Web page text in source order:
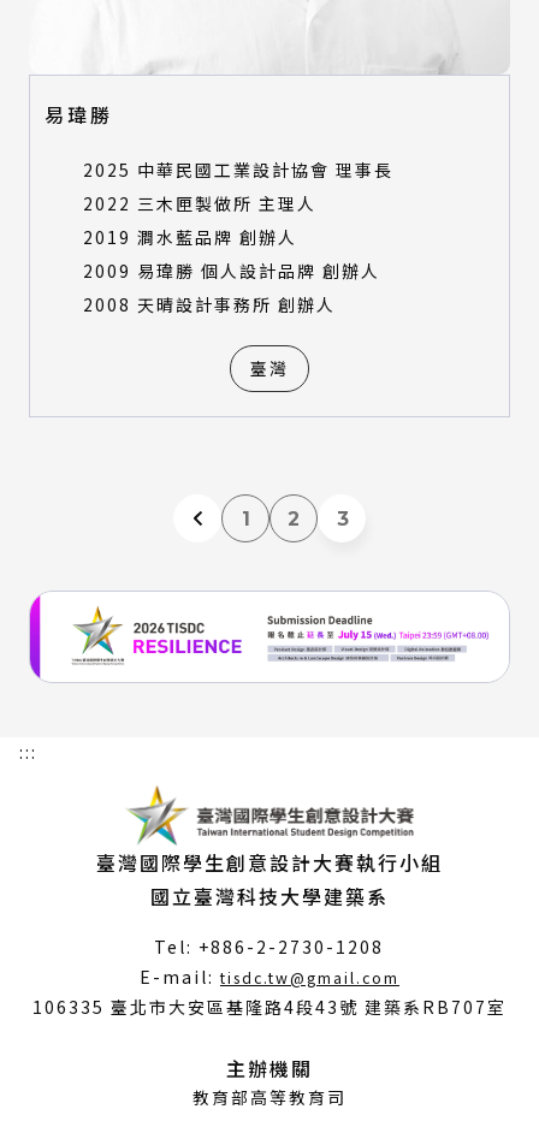
易瑋勝
2025 中華民國工業設計協會 理事長
2022 三木匣製做所 主理人
2019 澗水藍品牌 創辦人
2009 易瑋勝 個人設計品牌 創辦人
2008 天晴設計事務所 創辦人
臺灣
1 2 3
:::
臺灣國際學生創意設計大賽執行小組
國立臺灣科技大學建築系
Tel: +886-2-2730-1208
E-mail:tisdc.tw@gmail.com
開
106335 臺北市大安區基隆路4段43號 建築系RB707室
主辦機關
教育部高等教育司